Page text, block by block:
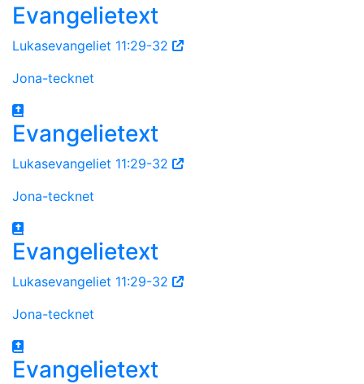
Evangelietext
Lukasevangeliet 11:29-32
Jona-tecknet
Evangelietext
Lukasevangeliet 11:29-32
Jona-tecknet
Evangelietext
Lukasevangeliet 11:29-32
Jona-tecknet
Evangelietext